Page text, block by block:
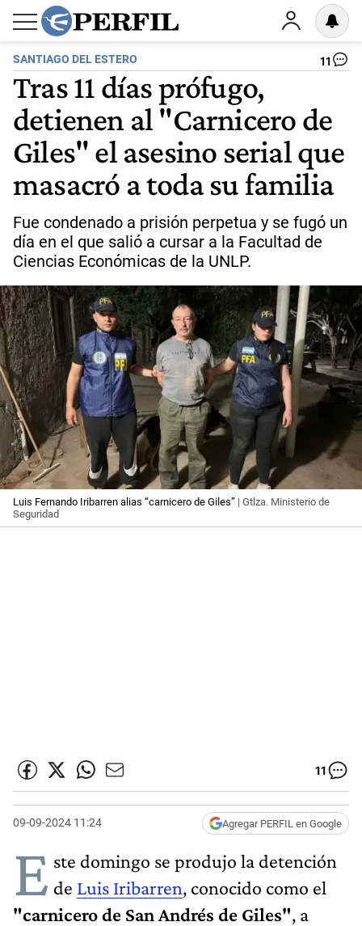
SANTIAGO DEL ESTERO 11
Tras 11 días prófugo,
detienen al "Carnicero de
Giles" el asesino serial que
masacró a toda su familia
Fue condenado a prisión perpetua y se fugó un
día en el que salió a cursar a la Facultad de
Ciencias Económicas de la UNLP.
Luis Fernando Iribarren alias “carnicero de Giles” | Gtlza. Ministerio de
Seguridad
11
09-09-2024 11:24 Agregar PERFIL en Google
E ste domingo se produjo la detención
de Luis Iribarren, conocido como el
"carnicero de San Andrés de Giles", a